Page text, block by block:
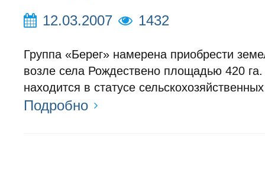
12.03.2007 1432
Группа «Берег» намерена приобрести
возле села Рождествено площадью 420
находится в статусе
Подробно